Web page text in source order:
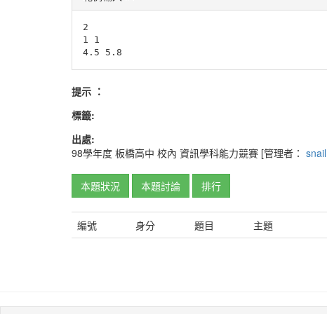
2
1 1
提示 ：
標籤:
出處:
98學年度 板橋高中 校內 資訊學科能力競賽 [管理者： snail
本題狀況 本題討論 排行
編號 身分 題目 主題